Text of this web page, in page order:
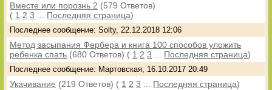
Вместе или порознь 2 (579 Ответов)
( 1 2 3 Последняя страница)
Последнее сообщение: Solty, 22.12.2018 12:06
Метод засыпания Фербера и книга 100 способов уложить
ребенка спать (680 Ответов) ( 1 2 3 Последняя страница)
Последнее сообщение: Мартовская, 16.10.2017 20:49
Укачивание (219 Ответов) ( 1 2 3 Последняя страница)